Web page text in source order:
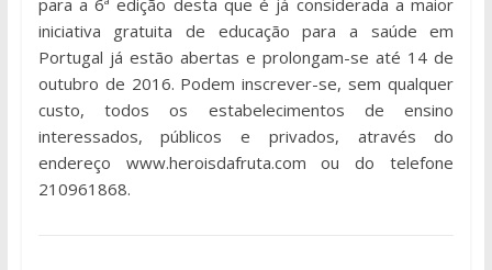
para a 6ª edição desta que é já considerada a maior
iniciativa gratuita de educação para a saúde em
Portugal já estão abertas e prolongam-se até 14 de
outubro de 2016. Podem inscrever-se, sem qualquer
custo, todos os estabelecimentos de ensino
interessados, públicos e privados, através do
endereço www.heroisdafruta.com ou do telefone
210961868.